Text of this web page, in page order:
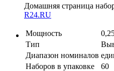
Домашняя страница
R24.RU
Мощность
Тип
Диапазон номиналов
Наборов в упаковке
60